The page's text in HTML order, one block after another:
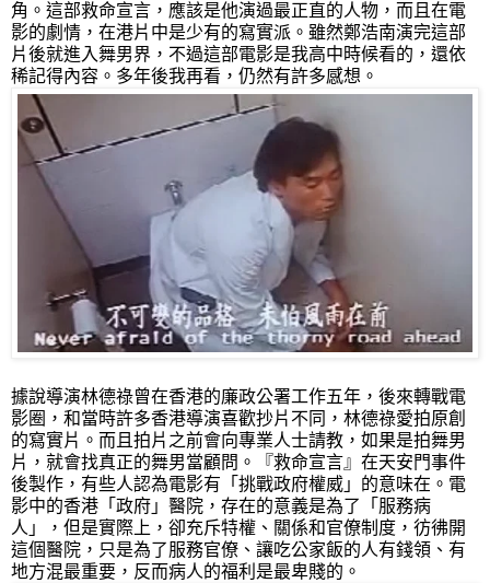
角。這部救命宣言，應該是他演過最正直的人物，而且在電
影的劇情，在港片中是少有的寫實派。雖然鄭浩南演完這部
片後就進入舞男界，不過這部電影是我高中時候看的，還依
稀記得內容。多年後我再看，仍然有許多感想。
據說導演林德祿曾在香港的廉政公署工作五年，後來轉戰電
影圈，和當時許多香港導演喜歡抄片不同，林德祿愛拍原創
的寫實片。而且拍片之前會向專業人士請教，如果是拍舞男
片，就會找真正的舞男當顧問。『救命宣言』在天安門事件
後製作，有些人認為電影有「挑戰政府權威」的意味在。電
影中的香港「政府」醫院，存在的意義是為了「服務病
人」，但是實際上，卻充斥特權、關係和官僚制度，彷彿開
這個醫院，只是為了服務官僚、讓吃公家飯的人有錢領、有
地方混最重要，反而病人的福利是最卑賤的。